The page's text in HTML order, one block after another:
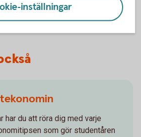
(pdf)
har du att röra dig med varje
som gör studentåren
inställningar